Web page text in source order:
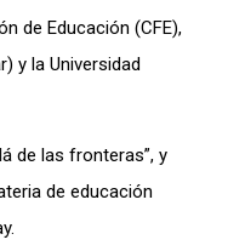
de Educación (CFE),
y la Universidad
de las fronteras”, y
de educación